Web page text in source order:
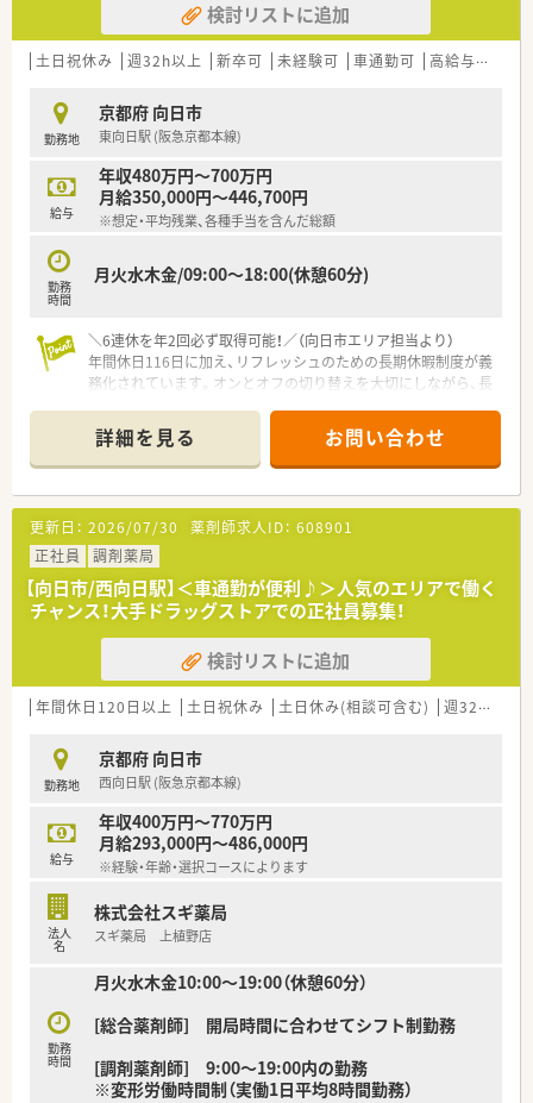
検討リストに追加
土日祝休み 週32h以上 新卒可 未経験可 車通勤可 高給与(600万円以上)
勤務地
京都府 向日市
東向日駅 (阪急京都本線)
給与
年収480万円～700万円
月給350,000円～446,700円
※想定・平均残業、各種手当を含んだ総額
勤務
時間
月火水木金/09:00～18:00(休憩60分)
＼6連休を年2回必ず取得可能！／（向日市エリア担当より）
年間休日116日に加え、リフレッシュのための長期休暇制度が義
務化されています。オンとオフの切り替えを大切にしながら、長
＊------------------------------------------＊
【店舗情報と応需状況について】
■東向日駅から徒歩3分という好立地にあり、近隣には駐車場も
完備されているため電車でも車でも非常に通勤しやすい環境で
す。
■面応需のスタイルで1日平均20枚ほどの処方箋を受け付けて
おり、一人ひとりの患者様へ丁寧に向き合える体制が整っていま
す。
■平日は18時までの開局となっており、無理のない勤務スケジュ
ールで幅広い疾患の処方内容に触れながら経験を積むことが可
能です。
【募集背景と求める人物像について】
■事業拡大に伴う組織体制の強化を目的とした増員募集であり、
ります。
■調剤未経験の方から即戦力の方まで幅広く募集しており、特に
患者様へ寄り添う姿勢や誠実な人柄を重視した選考を大切にし
ます。
■地域の皆様の健康と美を支えたいという熱意を持ち、周囲のス
タッフと円滑に連携しながら店舗運営に取り組める方を歓迎し
ます。
【法人特徴について】
■東海と関西エリアを中心に200店舗以上を展開しており、大手
す。
街の健康相談窓口としての役割を非常に大切にされている企業
■総合病院前や医療モールなど多様な形態の店舗を展開してお
り、薬剤師としてキャリアに合わせた幅広い経験を積むことが可
詳細を見る お問い合わせ
更新日： 2026/07/30 薬剤師求人ID： 608901
正社員
調剤薬局
【向日市/西向日駅】＜車通勤が便利♪＞人気のエリアで働く
チャンス！大手ドラッグストアでの正社員募集！
検討リストに追加
年間休日120日以上 土日祝休み 土日休み(相談可含む) 週32h以上
勤務地
京都府 向日市
西向日駅 (阪急京都本線)
給与
年収400万円～770万円
月給293,000円～486,000円
※経験・年齢・選択コースによります
法人
名
株式会社スギ薬局
スギ薬局 上植野店
勤務
時間
月火水木金10:00～19:00（休憩60分）
[総合薬剤師] 開局時間に合わせてシフト制勤務
[調剤薬剤師] 9:00～19:00内の勤務
※変形労働時間制（実働1日平均8時間勤務）